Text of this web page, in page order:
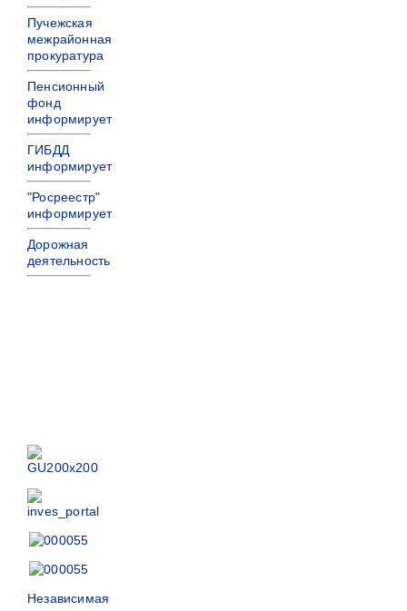
Пучежская
межрайонная
прокуратура
Пенсионный
фонд
информирует
ГИБДД
информирует
"Росреестр"
информирует
Дорожная
деятельность
Независимая